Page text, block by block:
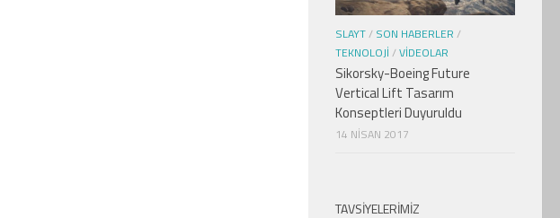
SLAYT/ SON HABERLER /
TEKNOLOJI /VIDEOLAR
Sikorsky-Boeing Future
Vertical Lift Tasarım
Konseptleri Duyuruldu
14 NISAN 2017
TAVSIYELERIMIZ